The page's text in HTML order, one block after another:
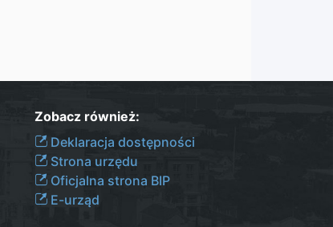
Zobacz również:
Deklaracja dostępności
Strona urzędu
Oficjalna strona BIP
E-urząd